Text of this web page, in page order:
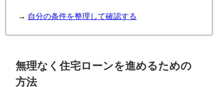
→ 自分の条件を整理して確認する
無理なく住宅ローンを進めるための
方法